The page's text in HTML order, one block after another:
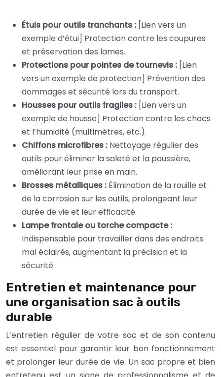
Étuis pour outils tranchants : [Lien vers un
exemple d’étui] Protection contre les coupures
et préservation des lames.
Protections pour pointes de tournevis : [Lien
vers un exemple de protection] Prévention des
dommages et sécurité lors du transport.
Housses pour outils fragiles : [Lien vers un
exemple de housse] Protection contre les chocs
et l’humidité (multimètres, etc.).
Chiffons microfibres : Nettoyage régulier des
outils pour éliminer la saleté et la poussière,
améliorant leur prise en main.
Brosses métalliques : Élimination de la rouille et
de la corrosion sur les outils, prolongeant leur
durée de vie et leur efficacité.
Lampe frontale ou torche compacte :
Indispensable pour travailler dans des endroits
mal éclairés, augmentant la précision et la
sécurité.
Entretien et maintenance pour
une organisation sac à outils
durable
L’entretien régulier de votre sac et de son contenu
est essentiel pour garantir leur bon fonctionnement
et prolonger leur durée de vie. Un sac propre et bien